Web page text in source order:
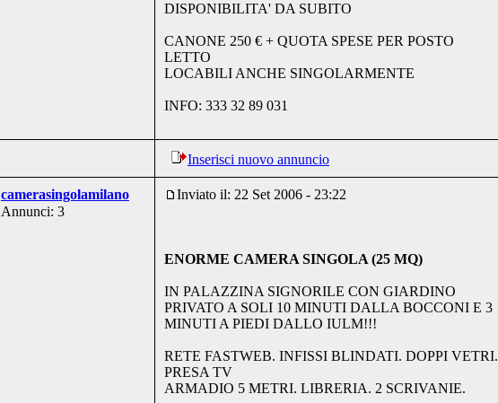
DISPONIBILITA' DA SUBITO
CANONE 250 € + QUOTA SPESE PER POSTO
LETTO
LOCABILI ANCHE SINGOLARMENTE
INFO: 333 32 89 031
Inserisci nuovo annuncio
camerasingolamilano
Annunci: 3
Inviato il: 22 Set 2006 - 23:22
ENORME CAMERA SINGOLA (25 MQ)
IN PALAZZINA SIGNORILE CON GIARDINO
PRIVATO A SOLI 10 MINUTI DALLA BOCCONI E 3
MINUTI A PIEDI DALLO IULM!!!
RETE FASTWEB. INFISSI BLINDATI. DOPPI VETRI.
PRESA TV
ARMADIO 5 METRI. LIBRERIA. 2 SCRIVANIE.